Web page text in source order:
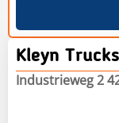
Kleyn
Industrieweg 2